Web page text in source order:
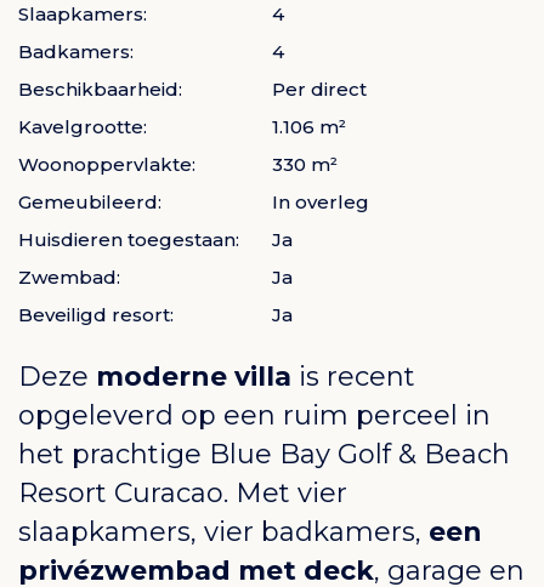
Slaapkamers:
4
Badkamers:
4
Beschikbaarheid:
Per direct
Kavelgrootte:
1.106 m²
Woonoppervlakte:
330 m²
Gemeubileerd:
In overleg
Huisdieren toegestaan:
Ja
Zwembad:
Ja
Beveiligd resort:
Ja
Deze moderne villa is recent
opgeleverd op een ruim perceel in
het prachtige Blue Bay Golf & Beach
Resort Curacao. Met vier
slaapkamers, vier badkamers, een
privézwembad met deck, garage en